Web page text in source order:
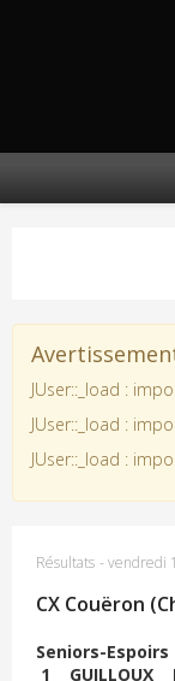
JUser::_load :
JUser::_load :
JUser::_load :
Résultats - vendredi
CX Couëron
Seniors-Espoirs
1 GUILLOUX